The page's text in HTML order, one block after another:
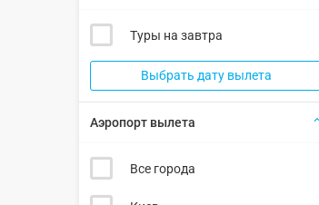
Туры на завтра
Выбрать дату вылета
Аэропорт вылета
Все города